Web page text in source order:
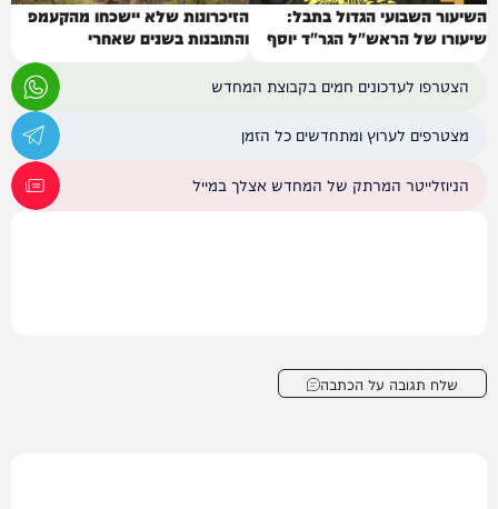
השיעור השבועי הגדול בתבל:
שיעורו של הראש"ל הגר"ד יוסף
הזיכרונות שלא יישכחו מהקעמפ
והתובנות בשנים שאחרי
הצטרפו לעדכונים חמים בקבוצת המחדש
מצטרפים לערוץ ומתחדשים כל הזמן
הניוזלייטר המרתק של המחדש אצלך במייל
שלח תגובה על הכתבה